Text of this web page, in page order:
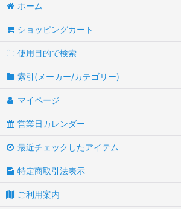
ホーム
ショッピングカート
使用目的で検索
索引(メーカー/カテゴリー)
マイページ
営業日カレンダー
最近チェックしたアイテム
特定商取引法表示
ご利用案内